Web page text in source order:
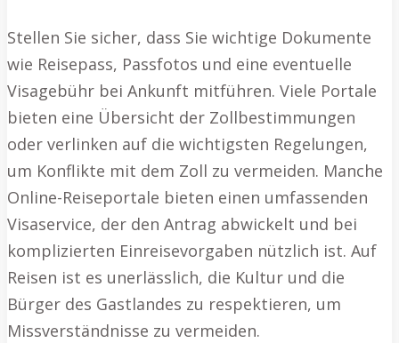
Stellen Sie sicher, dass Sie wichtige Dokumente
wie Reisepass, Passfotos und eine eventuelle
Visagebühr bei Ankunft mitführen. Viele Portale
bieten eine Übersicht der Zollbestimmungen
oder verlinken auf die wichtigsten Regelungen,
um Konflikte mit dem Zoll zu vermeiden. Manche
Online-Reiseportale bieten einen umfassenden
Visaservice, der den Antrag abwickelt und bei
komplizierten Einreisevorgaben nützlich ist. Auf
Reisen ist es unerlässlich, die Kultur und die
Bürger des Gastlandes zu respektieren, um
Missverständnisse zu vermeiden.